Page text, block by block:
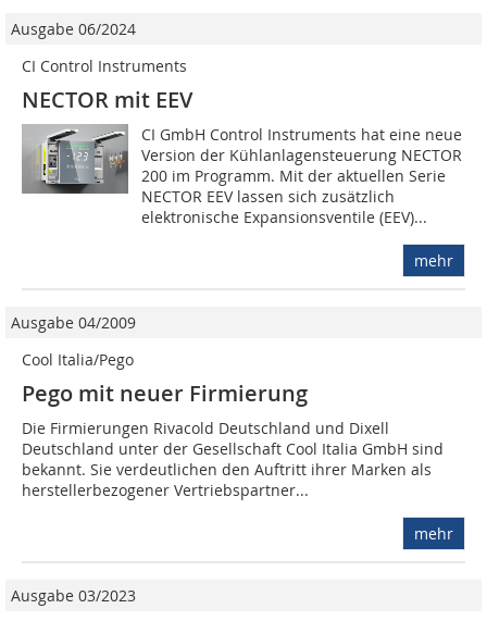
Ausgabe 06/2024
CI Control Instruments
NECTOR mit EEV
CI GmbH Control Instruments hat eine neue
Version der Kühlanlagensteuerung NECTOR
200 im Programm. Mit der aktuellen Serie
NECTOR EEV lassen sich zusätzlich
elektronische Expansionsventile (EEV)...
mehr
Ausgabe 04/2009
Cool Italia/Pego
Pego mit neuer Firmierung
Die Firmierungen Rivacold Deutschland und Dixell
Deutschland unter der Gesellschaft Cool Italia GmbH sind
bekannt. Sie verdeutlichen den Auftritt ihrer Marken als
herstellerbezogener Vertriebspartner...
mehr
Ausgabe 03/2023